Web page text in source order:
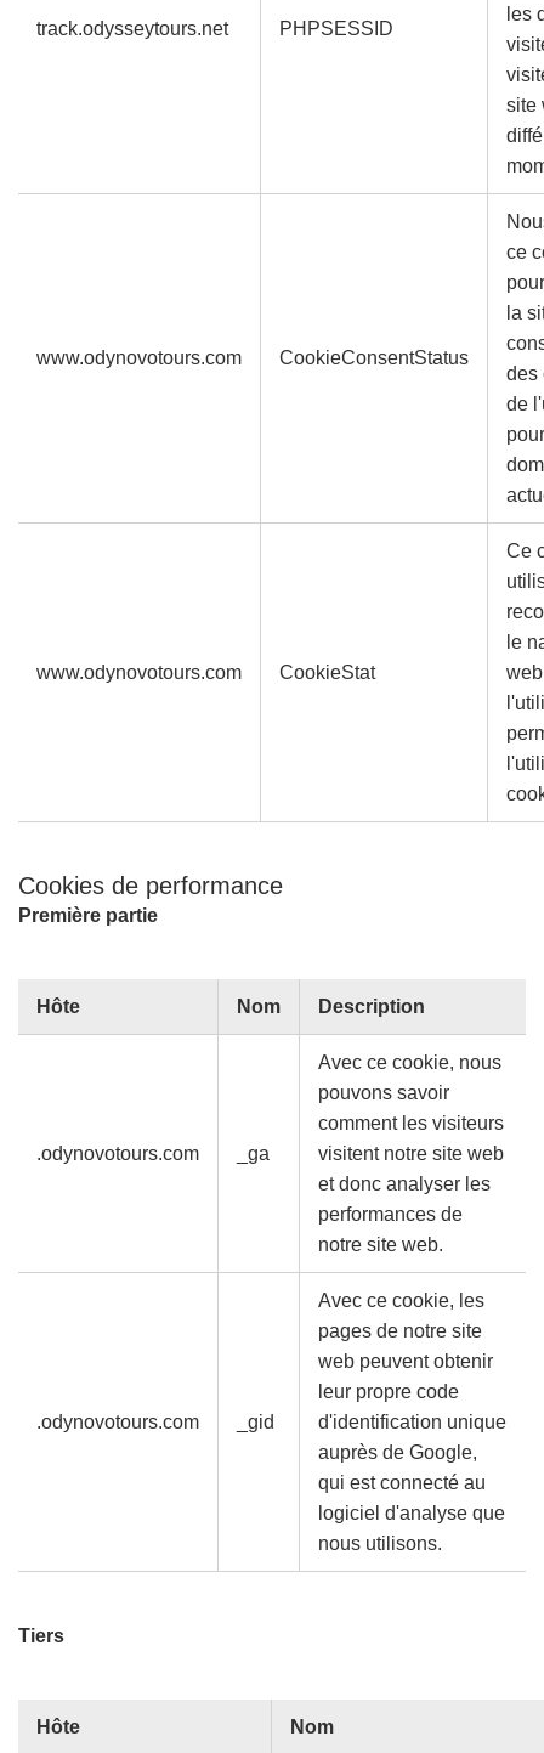
track.odysseytours.net PHPSESSID
les
site
www.odynovotours.com CookieConsentStatus
ce
la
des
de
www.odynovotours.com CookieStat
Ce
le
Cookies de performance
Première partie
Hôte Nom Description
.odynovotours.com _ga
Avec ce cookie, nous
pouvons savoir
comment les visiteurs
visitent notre site web
et donc analyser les
performances de
notre site web.
.odynovotours.com _gid
Avec ce cookie, les
pages de notre site
web peuvent obtenir
leur propre code
d'identification unique
auprès de Google,
qui est connecté au
logiciel d'analyse que
nous utilisons.
Tiers
Hôte Nom